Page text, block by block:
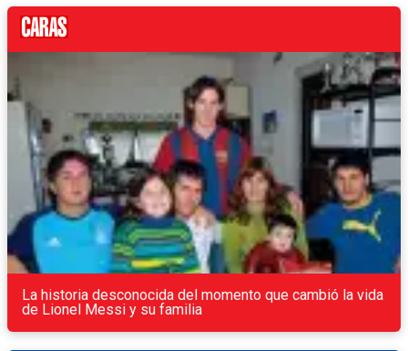
La historia desconocida del momento que cambió la vida
de Lionel Messi y su familia